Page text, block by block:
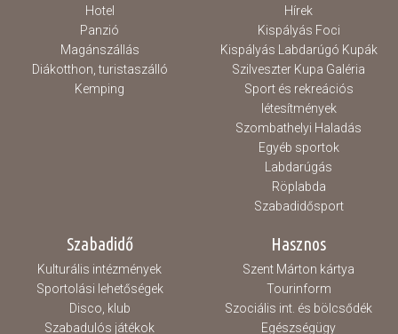
Hotel
Panzió
Magánszállás
Diákotthon, turistaszálló
Kemping
Hírek
Kispályás Foci
Kispályás Labdarúgó Kupák
Szilveszter Kupa Galéria
Sport és rekreációs
létesítmények
Szombathelyi Haladás
Egyéb sportok
Labdarúgás
Röplabda
Szabadidősport
Szabadidő
Kulturális intézmények
Sportolási lehetőségek
Disco, klub
Szabadulós játékok
Hasznos
Szent Márton kártya
Tourinform
Szociális int. és bölcsődék
Egészségügy